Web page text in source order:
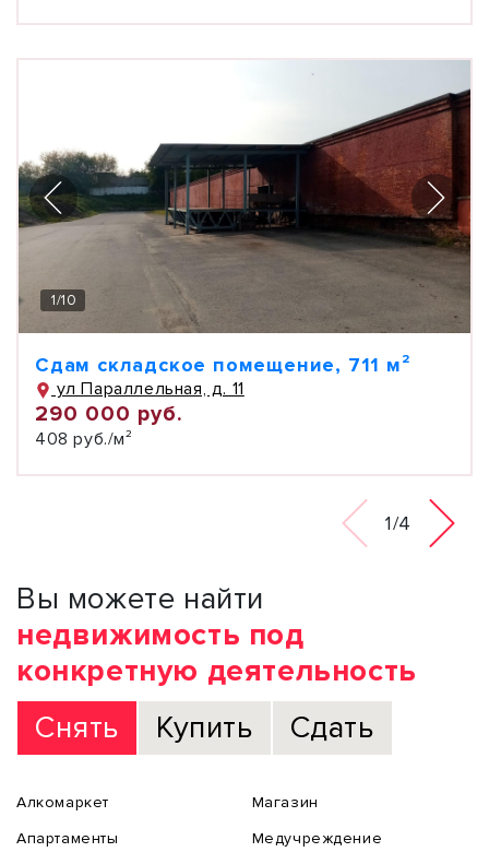
1/10
Сдам складское помещение, 711 м²
ул Параллельная, д. 11
290 000 руб.
408 руб./м²
1/4
Вы можете найти
недвижимость под
конкретную деятельность
Снять
Купить Сдать
Алкомаркет
Апартаменты
Магазин
Медучреждение